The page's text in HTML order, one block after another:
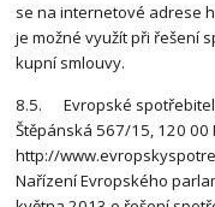
se na internetové adrese
je možné využít při řešení
kupní smlouvy.
8.5. Evropské
Štěpánská 567/15, 120
http://
Nařízení Evropského